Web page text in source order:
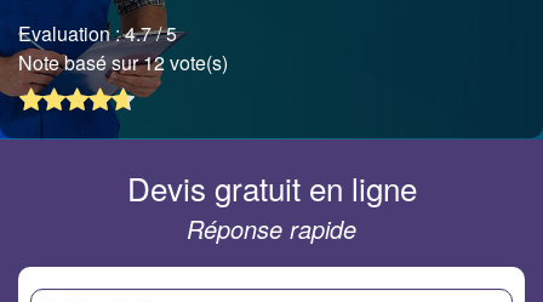
Evaluation :4.7/ 5
Note basé sur 12 vote(s)
Devis gratuit en ligne
Réponse rapide